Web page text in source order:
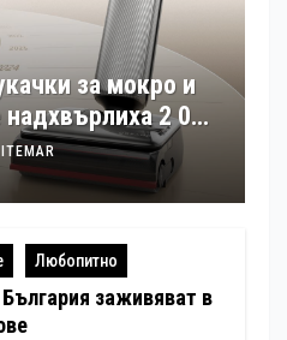
за мокро и
2 000
световен мащаб
Любопитно
заживяват в